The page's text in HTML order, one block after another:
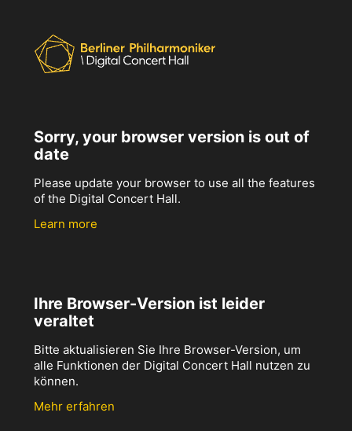
Sorry, your browser version is out of
date
Please update your browser to use all the features
of the Digital Concert Hall.
Learn more
Ihre Browser-Version ist leider
veraltet
Bitte aktualisieren Sie Ihre Browser-Version, um
alle Funktionen der Digital Concert Hall nutzen zu
können.
Mehr erfahren